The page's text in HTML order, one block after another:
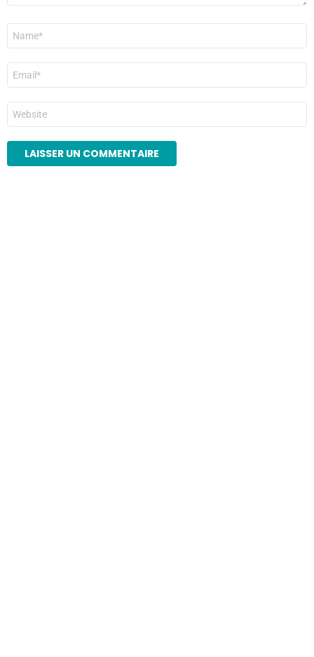
Nom
E-
mail
*
Site
web